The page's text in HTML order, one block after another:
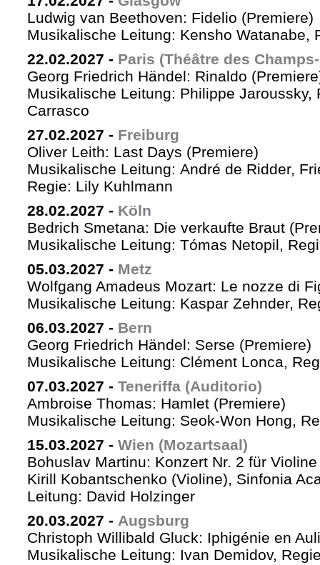
Ludwig van Beethoven: Fidelio (Premiere)
Musikalische Leitung: Kensho Watanabe,
22.02.2027 - Paris (Théâtre des
Georg Friedrich Händel: Rinaldo
Musikalische Leitung: Philippe Jaroussky,
Carrasco
27.02.2027 - Freiburg
Oliver Leith: Last Days (Premiere)
Musikalische Leitung: André de Ridder,
Regie: Lily Kuhlmann
28.02.2027 - Köln
Bedrich Smetana: Die verkaufte Braut
Musikalische Leitung: Tómas Netopil,
05.03.2027 - Metz
Wolfgang Amadeus Mozart: Le nozze di
Musikalische Leitung: Kaspar Zehnder,
06.03.2027 - Bern
Georg Friedrich Händel: Serse (Premiere)
Musikalische Leitung: Clément Lonca,
07.03.2027 - Teneriffa (Auditorio)
Ambroise Thomas: Hamlet (Premiere)
Musikalische Leitung: Seok-Won Hong,
15.03.2027 - Wien (Mozartsaal)
Bohuslav Martinu: Konzert Nr. 2 für
Kirill Kobantschenko (Violine), Sinfonia
Leitung: David Holzinger
20.03.2027 - Augsburg
Christoph Willibald Gluck: Iphigénie en
Musikalische Leitung: Ivan Demidov,